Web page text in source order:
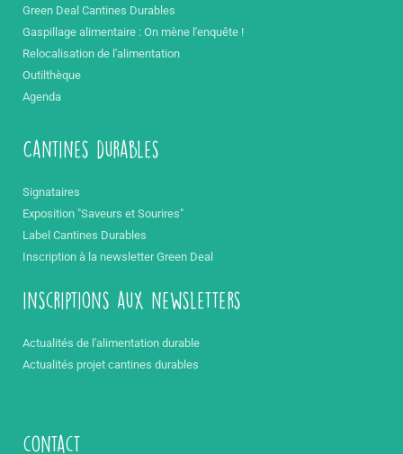
Green Deal Cantines Durables
Gaspillage alimentaire : On mène l'enquête !
Relocalisation de l'alimentation
Outilthèque
Agenda
Cantines durables
Signataires
Exposition "Saveurs et Sourires"
Label Cantines Durables
Inscription à la newsletter Green Deal
inscriptions aux newsletters
Actualités de l'alimentation durable
Actualités projet cantines durables
contact